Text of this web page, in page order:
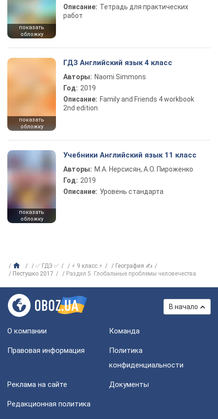
показать
обложку
Описание: Тетрадь для практических
работ
показать
обложку
ГДЗ Английский язык 4 класс
Авторы: Naomi Simmons
Год: 2019
Описание: Family and Friends 4 workbook
2nd edition
показать
обложку
Учебники Английский язык 11 класс
Авторы: М.А. Нерсисян, А.О. Пироженко
Год: 2019
Описание: Уровень стандарта
✅ ГДЗ ✅ ⚡ 9 класс ⚡
География ✍
Пестушко 2017
Раздел 5. Глобальные проблемы человечества
В начало
О компании Команда
Правовая информация
Политика
конфиденциальности
Реклама на сайте Документы
Редакционная политика